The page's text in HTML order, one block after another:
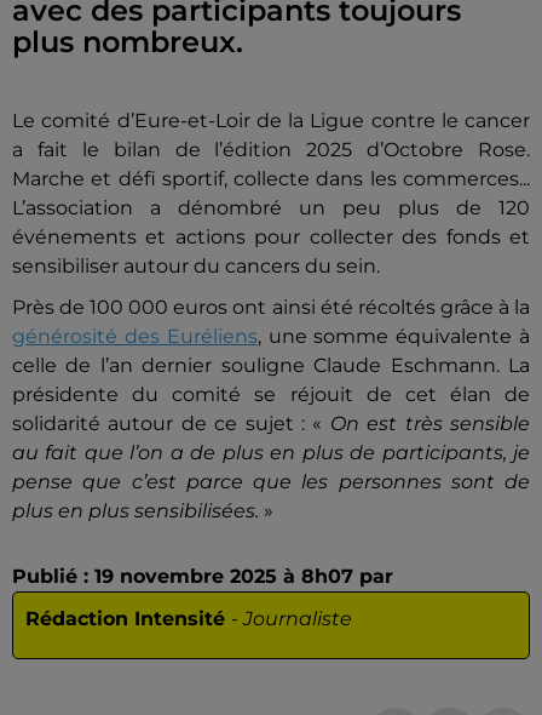
avec des participants toujours
plus nombreux.
Le comité d’Eure-et-Loir de la Ligue contre le cancer
a fait le bilan de l’édition 2025 d’Octobre Rose.
Marche et défi sportif, collecte dans les commerces...
L’association a dénombré un peu plus de 120
événements et actions pour collecter des fonds et
sensibiliser autour du cancers du sein.
Près de 100 000 euros ont ainsi été récoltés grâce à la
générosité des Euréliens, une somme équivalente à
celle de l’an dernier souligne Claude Eschmann. La
présidente du comité se réjouit de cet élan de
solidarité autour de ce sujet : « On est très sensible
au fait que l’on a de plus en plus de participants, je
pense que c’est parce que les personnes sont de
plus en plus sensibilisées. »
Publié : 19 novembre 2025 à 8h07 par
Rédaction Intensité -Journaliste